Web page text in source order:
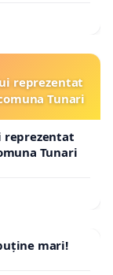
reprezentat
Tunari
reprezentat
Tunari
mari!